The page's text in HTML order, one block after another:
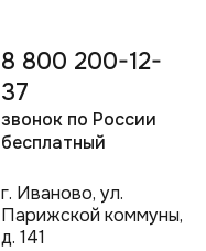
8 800 200-12-
37
звонок по России
бесплатный
г. Иваново, ул.
Парижской коммуны,
д. 141